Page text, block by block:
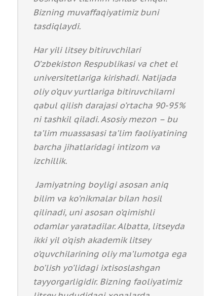
Bizning muvaffaqiyatimiz buni
tasdiqlaydi.
Har yili litsey bitiruvchilari
O’zbekiston Respublikasi va chet el
universitetlariga kirishadi. Natijada
oliy o’quv yurtlariga bitiruvchilarni
qabul qilish darajasi o’rtacha 90-95%
ni tashkil qiladi. Asosiy mezon – bu
ta’lim muassasasi ta’lim faoliyatining
barcha jihatlaridagi intizom va
izchillik.
Jamiyatning boyligi asosan aniq
bilim va ko’nikmalar bilan hosil
qilinadi, uni asosan o’qimishli
odamlar yaratadilar. Albatta, litseyda
ikki yil o’qish akademik litsey
o’quvchilarining oliy ma’lumotga ega
bo’lish yo’lidagi ixtisoslashgan
tayyorgarligidir. Bizning faoliyatimiz